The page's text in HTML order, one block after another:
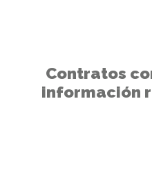
Contratos
información